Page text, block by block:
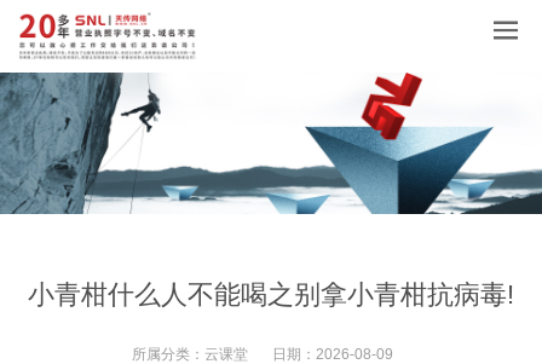
小青柑什么人不能喝之别拿小青柑抗病毒!
所属分类： 云课堂 日期： 2026-08-09